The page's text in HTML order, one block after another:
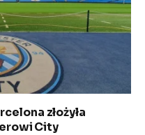
złożyła
City